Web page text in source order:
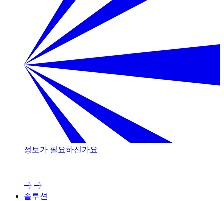
정보가 필요하신가요
솔루션